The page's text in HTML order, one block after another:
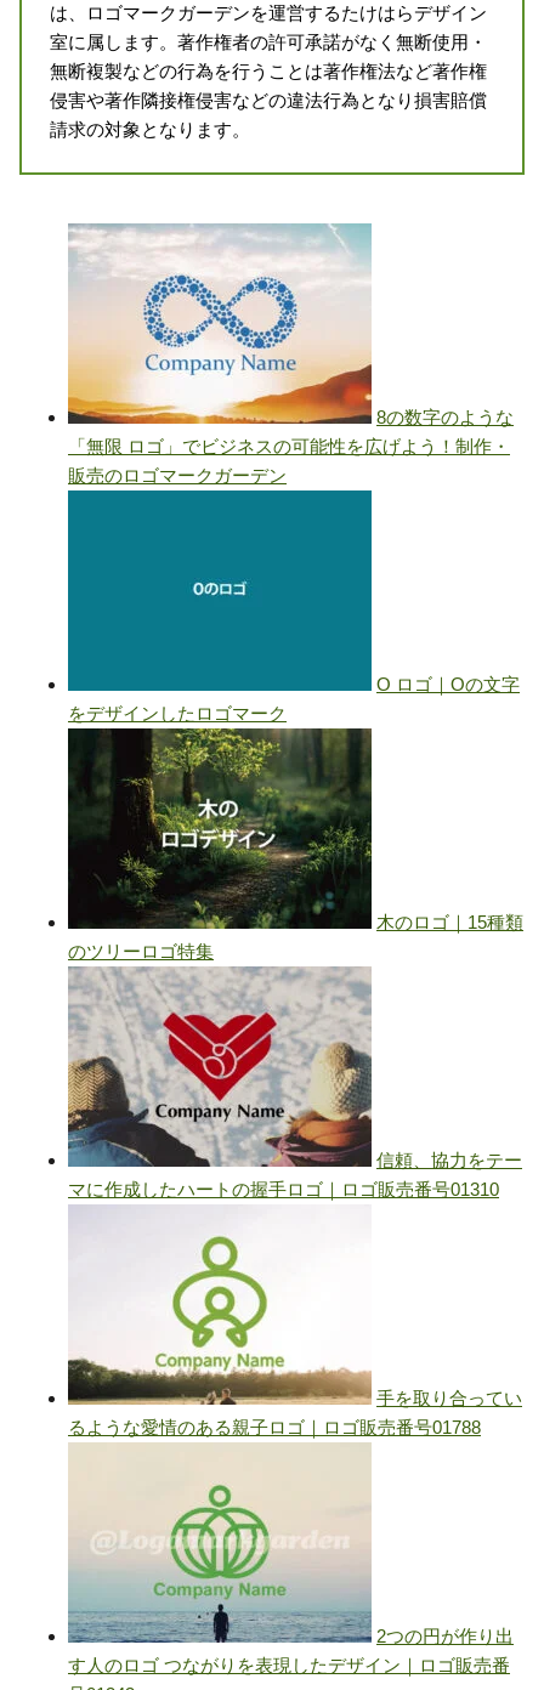
は、ロゴマークガーデンを運営するたけはらデザイン
室に属します。著作権者の許可承諾がなく無断使用・
無断複製などの行為を行うことは著作権法など著作権
侵害や著作隣接権侵害などの違法行為となり損害賠償
請求の対象となります。